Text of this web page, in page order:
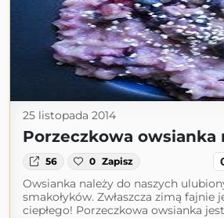
25 listopada 2014
Porzeczkowa owsianka
56 0 Zapisz
Owsianka należy do naszych
smakołyków. Zwłaszcza zimą fajnie
ciepłego! Porzeczkowa owsianka